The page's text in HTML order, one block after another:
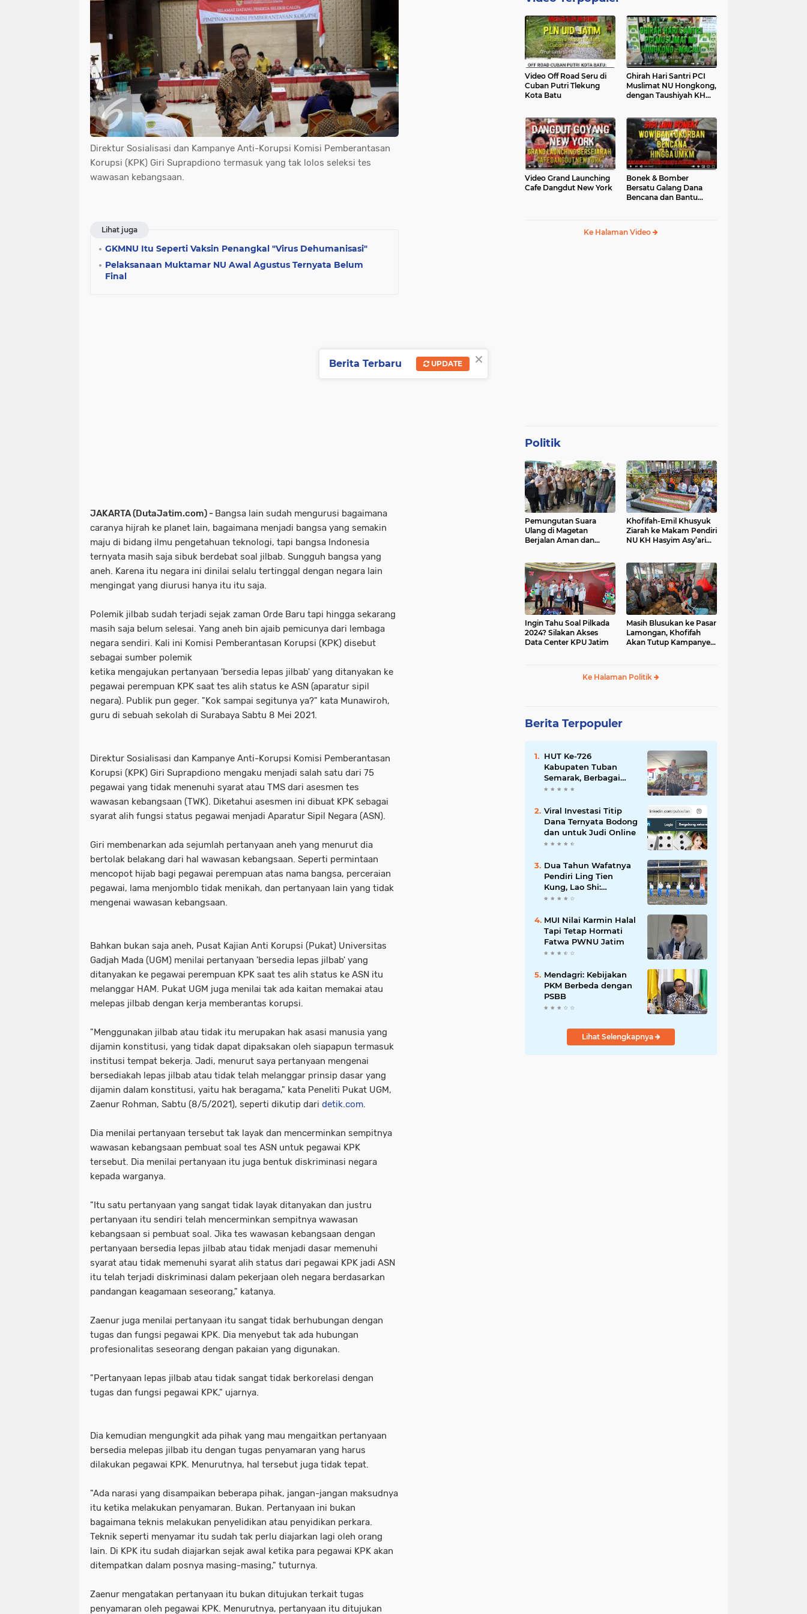
Direktur Sosialisasi dan Kampanye Anti-Korupsi Komisi Pemberantasan
Korupsi (KPK) Giri Suprapdiono termasuk yang tak lolos seleksi tes
wawasan kebangsaan.
Lihat juga
GKMNU Itu Seperti Vaksin Penangkal "Virus Dehumanisasi"
Pelaksanaan Muktamar NU Awal Agustus Ternyata Belum
Final
JAKARTA (DutaJatim.com) - Bangsa lain sudah mengurusi bagaimana
caranya hijrah ke planet lain, bagaimana menjadi bangsa yang semakin
maju di bidang ilmu pengetahuan teknologi, tapi bangsa Indonesia
ternyata masih saja sibuk berdebat soal jilbab. Sungguh bangsa yang
aneh. Karena itu negara ini dinilai selalu tertinggal dengan negara lain
mengingat yang diurusi hanya itu itu saja.
Polemik jilbab sudah terjadi sejak zaman Orde Baru tapi hingga sekarang
masih saja belum selesai. Yang aneh bin ajaib pemicunya dari lembaga
negara sendiri. Kali ini Komisi Pemberantasan Korupsi (KPK) disebut
sebagai sumber polemik
ketika mengajukan pertanyaan 'bersedia lepas jilbab' yang ditanyakan ke
pegawai perempuan KPK saat tes alih status ke ASN (aparatur sipil
negara). Publik pun geger. "Kok sampai segitunya ya?" kata Munawiroh,
guru di sebuah sekolah di Surabaya Sabtu 8 Mei 2021.
Direktur Sosialisasi dan Kampanye Anti-Korupsi Komisi Pemberantasan
Korupsi (KPK) Giri Suprapdiono mengaku menjadi salah satu dari 75
pegawai yang tidak menenuhi syarat atau TMS dari asesmen tes
wawasan kebangsaan (TWK). Diketahui asesmen ini dibuat KPK sebagai
syarat alih fungsi status pegawai menjadi Aparatur Sipil Negara (ASN).
Giri membenarkan ada sejumlah pertanyaan aneh yang menurut dia
bertolak belakang dari hal wawasan kebangsaan. Seperti permintaan
mencopot hijab bagi pegawai perempuan atas nama bangsa, perceraian
pegawai, lama menjomblo tidak menikah, dan pertanyaan lain yang tidak
mengenai wawasan kebangsaan.
Bahkan bukan saja aneh, Pusat Kajian Anti Korupsi (Pukat) Universitas
Gadjah Mada (UGM) menilai pertanyaan 'bersedia lepas jilbab' yang
ditanyakan ke pegawai perempuan KPK saat tes alih status ke ASN itu
melanggar HAM. Pukat UGM juga menilai tak ada kaitan memakai atau
melepas jilbab dengan kerja memberantas korupsi.
"Menggunakan jilbab atau tidak itu merupakan hak asasi manusia yang
dijamin konstitusi, yang tidak dapat dipaksakan oleh siapapun termasuk
institusi tempat bekerja. Jadi, menurut saya pertanyaan mengenai
bersediakah lepas jilbab atau tidak telah melanggar prinsip dasar yang
dijamin dalam konstitusi, yaitu hak beragama," kata Peneliti Pukat UGM,
Zaenur Rohman, Sabtu (8/5/2021), seperti dikutip dari detik.com.
Dia menilai pertanyaan tersebut tak layak dan mencerminkan sempitnya
wawasan kebangsaan pembuat soal tes ASN untuk pegawai KPK
tersebut. Dia menilai pertanyaan itu juga bentuk diskriminasi negara
kepada warganya.
"Itu satu pertanyaan yang sangat tidak layak ditanyakan dan justru
pertanyaan itu sendiri telah mencerminkan sempitnya wawasan
kebangsaan si pembuat soal. Jika tes wawasan kebangsaan dengan
pertanyaan bersedia lepas jilbab atau tidak menjadi dasar memenuhi
syarat atau tidak memenuhi syarat alih status dari pegawai KPK jadi ASN
itu telah terjadi diskriminasi dalam pekerjaan oleh negara berdasarkan
pandangan keagamaan seseorang," katanya.
Zaenur juga menilai pertanyaan itu sangat tidak berhubungan dengan
tugas dan fungsi pegawai KPK. Dia menyebut tak ada hubungan
profesionalitas seseorang dengan pakaian yang digunakan.
"Pertanyaan lepas jilbab atau tidak sangat tidak berkorelasi dengan
tugas dan fungsi pegawai KPK," ujarnya.
Dia kemudian mengungkit ada pihak yang mau mengaitkan pertanyaan
bersedia melepas jilbab itu dengan tugas penyamaran yang harus
dilakukan pegawai KPK. Menurutnya, hal tersebut juga tidak tepat.
"Ada narasi yang disampaikan beberapa pihak, jangan-jangan maksudnya
itu ketika melakukan penyamaran. Bukan. Pertanyaan ini bukan
bagaimana teknis melakukan penyelidikan atau penyidikan perkara.
Teknik seperti menyamar itu sudah tak perlu diajarkan lagi oleh orang
lain. Di KPK itu sudah diajarkan sejak awal ketika para pegawai KPK akan
ditempatkan dalam posnya masing-masing," tuturnya.
Zaenur mengatakan pertanyaan itu bukan ditujukan terkait tugas
penyamaran oleh pegawai KPK. Menurutnya, pertanyaan itu ditujukan
Video Off Road Seru di
Cuban Putri Tlekung
Kota Batu
Ghirah Hari Santri PCI
Muslimat NU Hongkong,
dengan Taushiyah KH
Video Grand Launching
Cafe Dangdut New York
Bonek & Bomber
Bersatu Galang Dana
Bencana dan Bantu
Ke Halaman Video
Politik
Pemungutan Suara
Ulang di Magetan
Berjalan Aman dan
Khofifah-Emil Khusyuk
Ziarah ke Makam Pendiri
NU KH Hasyim Asy’ari
Ingin Tahu Soal Pilkada
2024? Silakan Akses
Data Center KPU Jatim
Masih Blusukan ke Pasar
Lamongan, Khofifah
Akan Tutup Kampanye
Ke Halaman Politik
Berita Terpopuler
HUT Ke-726
Kabupaten Tuban
Semarak, Berbagai
Prestasinya Pun
Viral Investasi Titip
Dana Ternyata Bodong
dan untuk Judi Online
Dua Tahun Wafatnya
Pendiri Ling Tien
Kung, Lao Shi:
Amanah Harus Kita
MUI Nilai Karmin Halal
Tapi Tetap Hormati
Fatwa PWNU Jatim
Mendagri: Kebijakan
PKM Berbeda dengan
PSBB
Lihat Selengkapnya
×
Berita Terbaru UPDATE